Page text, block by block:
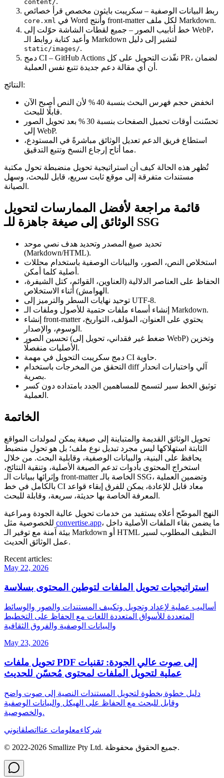
content/
ربط البيانات الوصفية – سكريبت بايثون مخصص قرأ خصائص
core.xml
في Word وأنتج front‑matter لكل ملف Markdown.
خط أنابيب الصور – جميع لقطات الشاشة حوّلت إلى WebP،
وأعيد كتابة روابط الـ Markdown لتشير إلى دليل
static/images/.
دمج CI – GitHub Actions نفّذت التحويل على كل PR، لضمان
أن أي مقالة دعم جديدة تتبع نفس العملية.
النتائج:
انخفض حجم فهرس البحث بنسبة 40 % لأن النص أصبح الآن
قابلًا للبحث.
تحسّنت أوقات تحميل الصفحات بنسبة 30 % بعد تحويل الصور
إلى WebP.
استطاع فريق الدعم تعديل الوثائق مباشرةً في المستودع،
مما أتاح إرجاع النسخ وتتبع التدقيق.
تُظهر هذه الحالة كيف أن استراتيجية تحويل منضبطة تحول مكتبة
مستندات متفرقة إلى موقع ثابت سريع، قابل للبحث، وسهل
الصيانة.
قائمة مراجعة لأفضل الممارسات لتحويل
الوثائق إلى صيغة جاهزة للـ SSG
تحديد صيغ المصدر وتحديد هدف نصي موحد
(Markdown/HTML).
استخلاص النص، الصور، والبيانات الوصفية باستخدام محللات
أصلية كلما أمكن.
الحفاظ على العناصر الدلالية (العناوين، القوائم، كتل الشيفرة،
الهوامش) أثناء الاستخلاص.
توحيد نهايات السطر والترميز إلى UTF‑8.
إنشاء أسماء ملفات حتمية للأصول وملفات الـ Markdown.
إنشاء front‑matterيحتوي على العنوان، المؤلف، التواريخ،
الوسوم، والإصدار.
تحسين الصور (ضغط غير فقداني، تحويل إلى WebP) وتخزين
الأصليات منفصلًا.
دمج سكريبت التحويل
في مهمة CI حاوية.
التحقق من المخرجات باستخدام diff آلي واختبارات انحدار
بصرية.
توثيق الخط سير لتسمح للمساهمين الجدد بامتداده دون كسر
العملية.
الخاتمة
تحويل الوثائق القديمة والمتباينة إلى صيغة يمكن لمولدات المواقع
الثابتة استهلاكها ليس مجرد تبديل نوع ملف؛ بل هو تحول منضبط
يحافظ على البنية، والبيانات الوصفية، وقابلية البحث. من خلال
استخراج المحتوى بأدوات تدعم الصيغة الأصلية، وتنقية النتائج،
وإثرائها ببيانات الـ front‑matter الخاصة بالـ SSG، وتضمين العملية
بالكامل في خط CI معاد قابل للإعادة، يمكن للفرق إبقاء قواعد
المعرفة الخاصة بها حديثة، سريعة، وقابلة للبحث.
النهج الموضّح أعلاه يستفيد من خدمات تحويل عالية الجودة ومراعية
convertise.app، ما يضمن بقاء الملفات الأصلية داخل
بيئة آمنة مع توفير الـ Markdown أو HTML النظيف المطلوب لسير
عمل الوثائق الحديث.
Recent articles:
May 22, 2026
استراتيجيات تحويل الملفات لتوطين المحتوى بسلاسة
أساليب عملية لإعداد وتحويل وتكييف المستندات والصور والوسائط
المتعددة للأسواق المتعددة اللغات مع الحفاظ على التخطيط
والبيانات الوصفية والفروق الثقافية
May 23, 2026
تحويل ملفات PDF إلى صوت عالي الجودة: تقنيات
عملية لتحويل الملفات لمحتوى مُحسّن للحديث
دليل خطوة بخطوة لتحويل المستندات النصية إلى صوت واضح
وقابل للبحث مع الحفاظ على الهيكل والبيانات الوصفية
والخصوصية.
شركاءمعلومات عنا اتصلقانوني
© 2022-2026 Smallize Pty Ltd. جميع الحقوق محفوظة.